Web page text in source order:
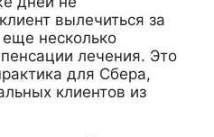
вылечиться за
еще несколько
лечения. Это
для Сбера,
клиентов из